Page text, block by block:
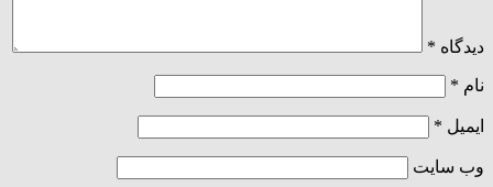
دیدگاه *
نام *
ایمیل *
وب‌ سایت